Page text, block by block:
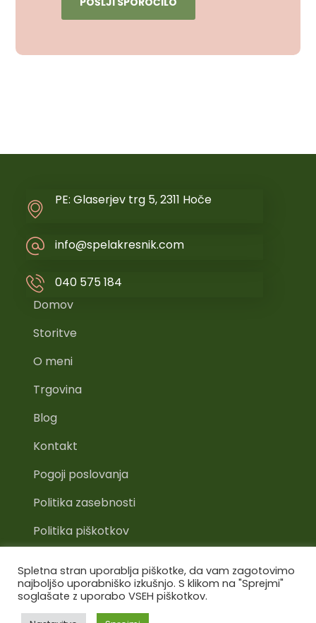
PE: Glaserjev trg 5, 2311 Hoče
info@spelakresnik.com
040 575 184
Domov
Storitve
O meni
Trgovina
Blog
Kontakt
Pogoji poslovanja
Politika zasebnosti
Politika piškotkov
©Špela Kresnik 2022. Spletno stran je izdelala
Spletna stran uporablja piškotke, da vam zagotovimo
najboljšo uporabniško izkušnjo. S klikom na "Sprejmi"
soglašate z uporabo VSEH piškotkov.